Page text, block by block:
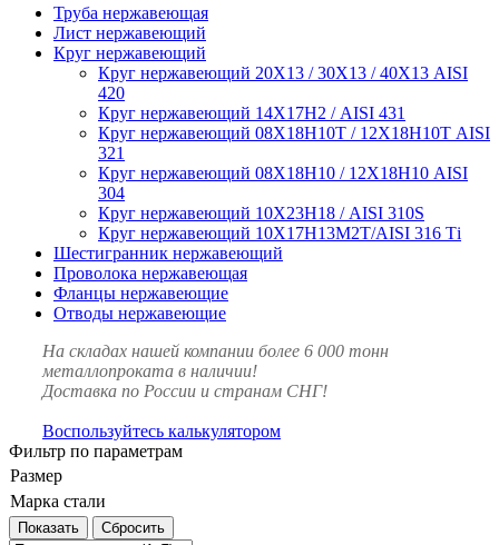
Труба нержавеющая
Лист нержавеющий
Круг нержавеющий
Круг нержавеющий 20Х13 / 30Х13 / 40Х13 AISI
420
Круг нержавеющий 14Х17Н2 / AISI 431
Круг нержавеющий 08Х18Н10Т / 12Х18Н10Т AISI
321
Круг нержавеющий 08Х18Н10 / 12Х18Н10 AISI
304
Круг нержавеющий 10Х23Н18 / AISI 310S
Круг нержавеющий 10Х17Н13М2Т/AISI 316 Тi
Шестигранник нержавеющий
Проволока нержавеющая
Фланцы нержавеющие
Отводы нержавеющие
На складах нашей компании более 6 000 тонн
металлопроката в наличии!
Доставка по России и странам СНГ!
Воспользуйтесь калькулятором
Фильтр по параметрам
Размер
Марка стали
Сбросить